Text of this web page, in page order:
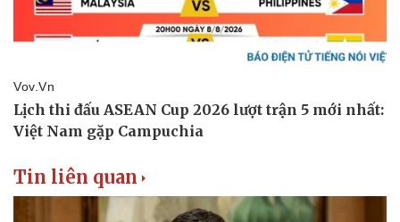
Bóng đá
Thế giới thể thao
Hậu trường
Ô tô
Xe máy
Tin liên quan